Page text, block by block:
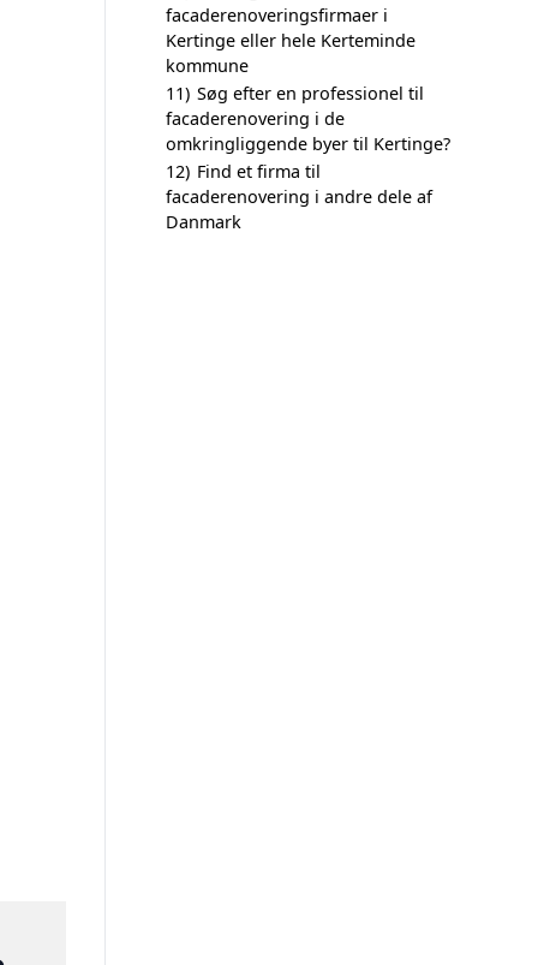
facaderenoveringsfirmaer i
Kertinge eller hele Kerteminde
kommune
11) Søg efter en professionel til
facaderenovering i de
omkringliggende byer til Kertinge?
12) Find et firma til
facaderenovering i andre dele af
Danmark